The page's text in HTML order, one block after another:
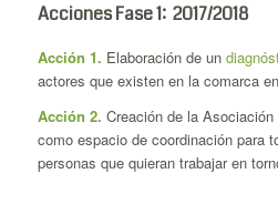
Acciones Fase 1: 2017/2018
Acción 1. Elaboración de un
actores que existen en la comarca
Acción 2. Creación de la
como espacio de coordinación para
personas que quieran trabajar en